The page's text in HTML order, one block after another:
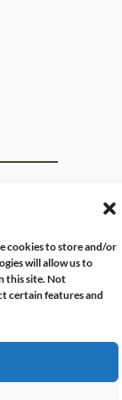
cookies to store and/or
will allow us to
this site. Not
certain features and
WITH ♡ BY